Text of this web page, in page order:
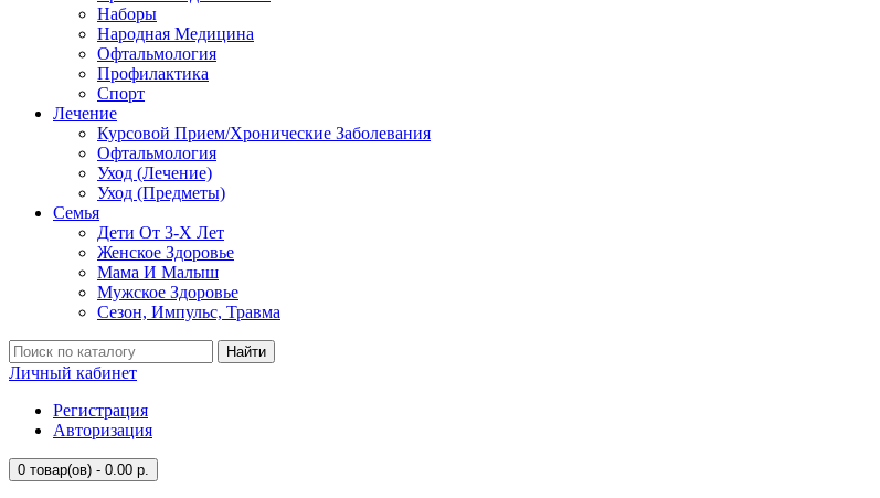
Наборы
Народная Медицина
Офтальмология
Профилактика
Спорт
Лечение
Курсовой Прием/Хронические Заболевания
Офтальмология
Уход (Лечение)
Уход (Предметы)
Семья
Дети От 3-Х Лет
Женское Здоровье
Мама И Малыш
Мужское Здоровье
Сезон, Импульс, Травма
Найти
Личный кабинет
Регистрация
Авторизация
0 товар(ов) - 0.00 р.